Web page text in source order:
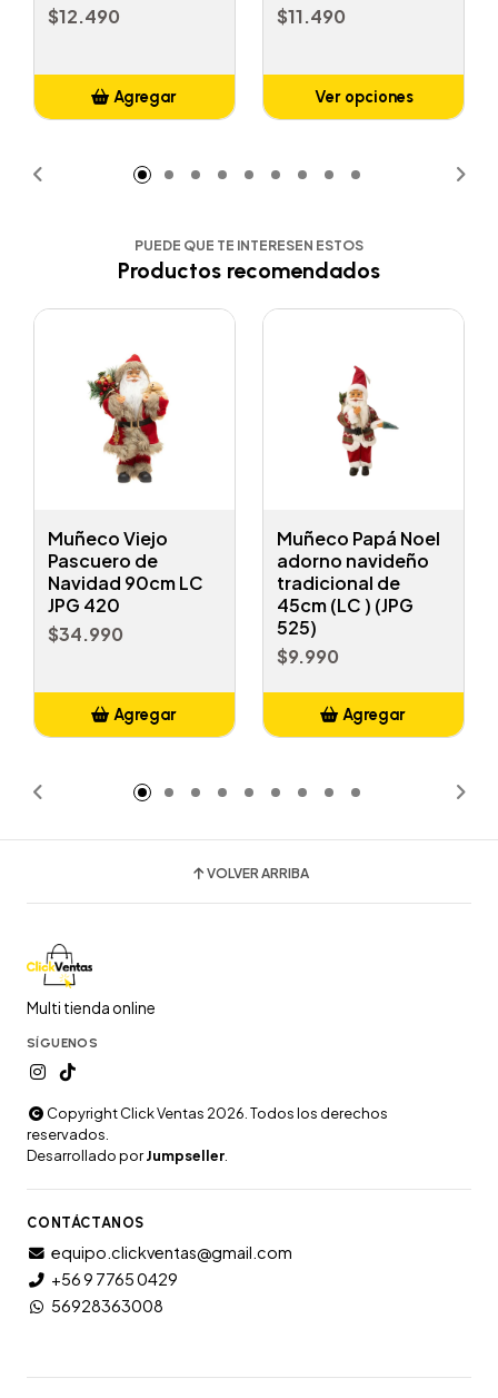
$12.490
Agregar
$11.490
Ver opciones
PUEDE QUE TE INTERESEN ESTOS
Productos recomendados
Muñeco Viejo
Pascuero de
Navidad 90cm LC
JPG 420
$34.990
Agregar
Muñeco Papá Noel
adorno navideño
tradicional de
45cm (LC ) (JPG
525)
$9.990
Agregar
VOLVER ARRIBA
Multi tienda online
SÍGUENOS
Copyright Click Ventas 2026. Todos los derechos
reservados.
Desarrollado porJumpseller
CONTÁCTANOS
equipo.clickventas@gmail.com
+56 9 7765 0429
56928363008